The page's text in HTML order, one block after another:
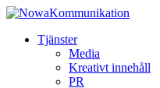
Tjänster
Media
Kreativt innehåll
PR